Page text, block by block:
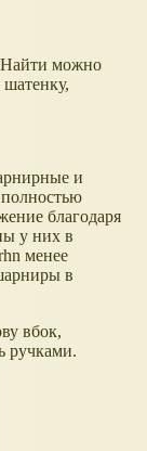
Найти можно
и
благодаря
у них в
менее
в
вбок,
ручками.